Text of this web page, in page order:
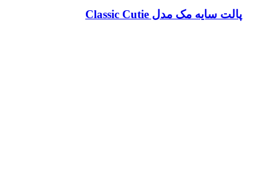
پالت سایه مک مدل Classic Cutie